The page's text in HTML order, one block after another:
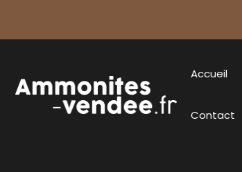
Accueil
Contact